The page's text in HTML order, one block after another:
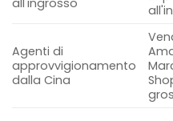
all'ingrosso
Agenti di
approvvigionamento
dalla Cina